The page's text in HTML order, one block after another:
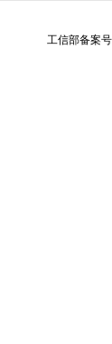
工信部备案